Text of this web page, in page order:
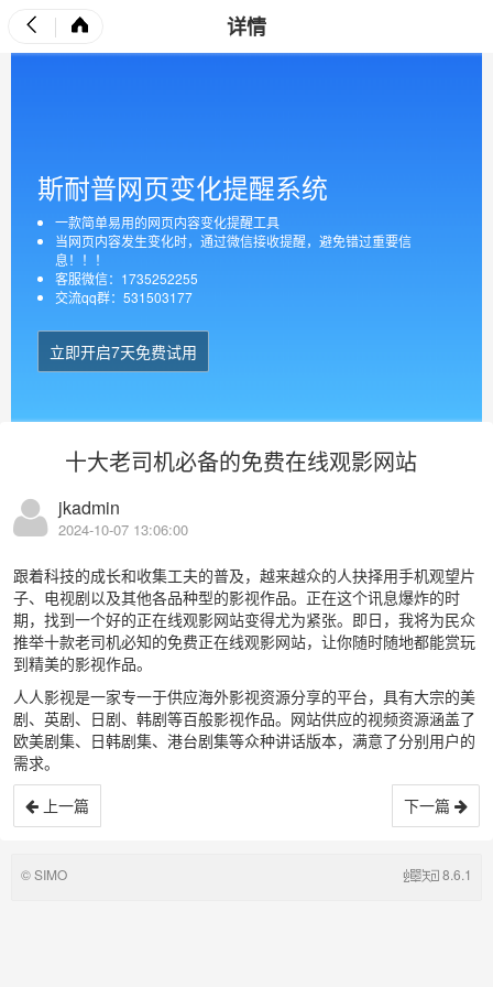
详情
斯耐普网页变化提醒系统
一款简单易用的网页内容变化提醒工具
当网页内容发生变化时，通过微信接收提醒，避免错过重要信
息！！！
客服微信：1735252255
交流qq群：531503177
立即开启7天免费试用
十大老司机必备的免费在线观影网站
jkadmin
2024-10-07 13:06:00
跟着科技的成长和收集工夫的普及，越来越众的人抉择用手机观望片
子、电视剧以及其他各品种型的影视作品。正在这个讯息爆炸的时
期，找到一个好的正在线观影网站变得尤为紧张。即日，我将为民众
推举十款老司机必知的免费正在线观影网站，让你随时随地都能赏玩
到精美的影视作品。
人人影视是一家专一于供应海外影视资源分享的平台，具有大宗的美
剧、英剧、日剧、韩剧等百般影视作品。网站供应的视频资源涵盖了
欧美剧集、日韩剧集、港台剧集等众种讲话版本，满意了分别用户的
需求。
上一篇
下一篇
© SIMO 8.6.1